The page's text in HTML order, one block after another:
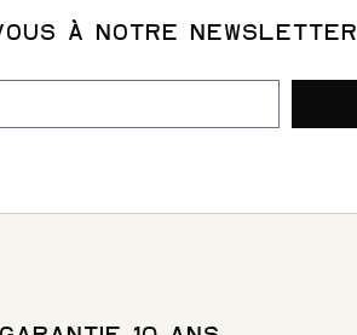
À NOTRE NEWSLETTER